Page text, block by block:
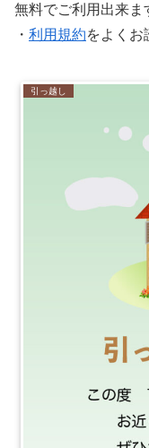
無料でご利用出来ま
・ 利用規約をよくお
引っ越し